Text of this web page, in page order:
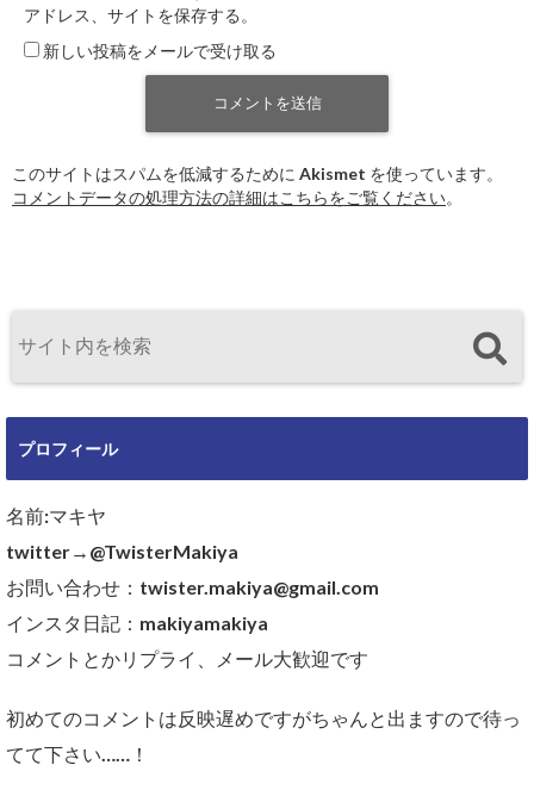
アドレス、サイトを保存する。
新しい投稿をメールで受け取る
このサイトはスパムを低減するために Akismet を使っています。
コメントデータの処理方法の詳細はこちらをご覧ください。
プロフィール
名前:マキヤ
twitter→@TwisterMakiya
お問い合わせ：twister.makiya@gmail.com
インスタ日記：makiyamakiya
コメントとかリプライ、メール大歓迎です
初めてのコメントは反映遅めですがちゃんと出ますので待っ
てて下さい……！